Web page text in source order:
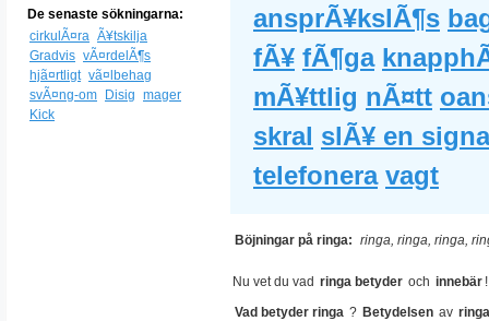
De senaste sökningarna:
cirkulÃ¤ra Ã¥tskilja
Gradvis vÃ¤rdelÃ¶s
hjã¤rtligt vã¤lbehag
svÃ¤ng-om
Disig mager
Kick
ansprÃ¥kslÃ¶s
fÃ¥ fÃ¶ga
mÃ¥ttlig nÃ¤tt
skral slÃ¥ en
telefonera vagt
Böjningar på ringa: ringa, ringa, ringa,
Nu vet du vad ringa betyder och innebär !
Vad betyder ringa ? Betydelsen av ringa